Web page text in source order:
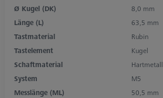
Ø Kugel (DK)
8,0 mm
Länge (L)
63,5 mm
Tastmaterial
Rubin
Tastelement
Kugel
Schaftmaterial
Hartmetall
System
M5
Messlänge (ML)
50,5 mm